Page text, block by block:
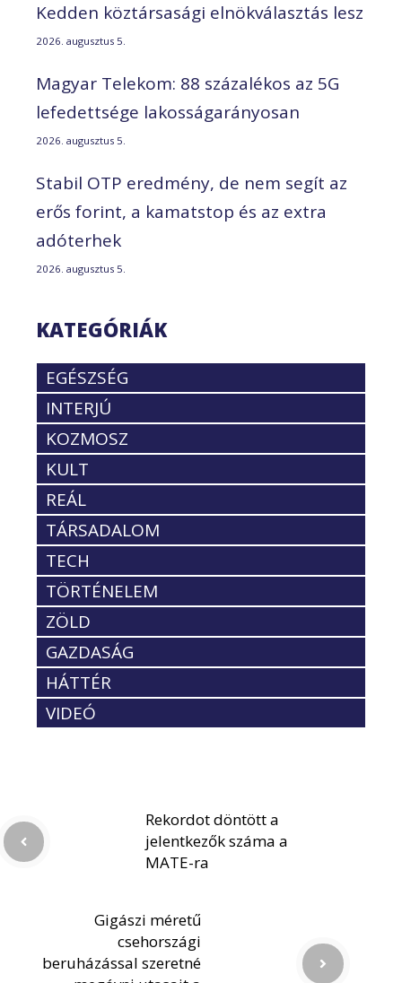
Kedden köztársasági elnökválasztás lesz
2026. augusztus 5.
Magyar Telekom: 88 százalékos az 5G
lefedettsége lakosságarányosan
2026. augusztus 5.
Stabil OTP eredmény, de nem segít az
erős forint, a kamatstop és az extra
adóterhek
2026. augusztus 5.
KATEGÓRIÁK
EGÉSZSÉG
INTERJÚ
KOZMOSZ
KULT
REÁL
TÁRSADALOM
TECH
TÖRTÉNELEM
ZÖLD
GAZDASÁG
HÁTTÉR
VIDEÓ
Rekordot döntött a
jelentkezők száma a
MATE-ra
Gigászi méretű
csehországi
beruházással szeretné